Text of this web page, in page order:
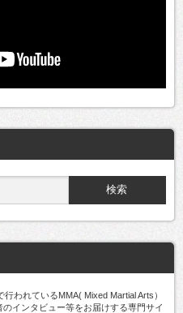
われているMMA( Mixed Martial Arts）
インタビュー等をお届けする専門サイ